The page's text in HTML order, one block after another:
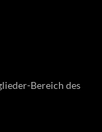
Bereich des